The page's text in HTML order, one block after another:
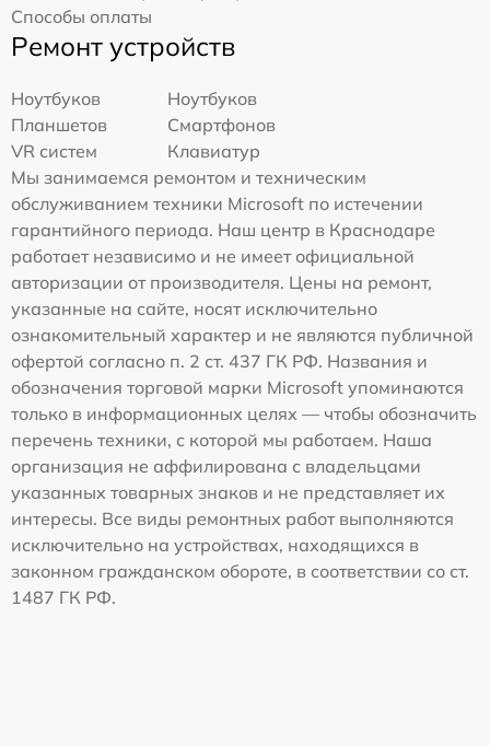
Способы оплаты
Ремонт устройств
Ноутбуков
Ноутбуков
Планшетов
Смартфонов
VR систем
Клавиатур
Мы занимаемся ремонтом и техническим
обслуживанием техники Microsoft по истечении
гарантийного периода. Наш центр в Краснодаре
работает независимо и не имеет официальной
авторизации от производителя. Цены на ремонт,
указанные на сайте, носят исключительно
ознакомительный характер и не являются публичной
офертой согласно п. 2 ст. 437 ГК РФ. Названия и
обозначения торговой марки Microsoft упоминаются
только в информационных целях — чтобы обозначить
перечень техники, с которой мы работаем. Наша
организация не аффилирована с владельцами
указанных товарных знаков и не представляет их
интересы. Все виды ремонтных работ выполняются
исключительно на устройствах, находящихся в
законном гражданском обороте, в соответствии со ст.
1487 ГК РФ.